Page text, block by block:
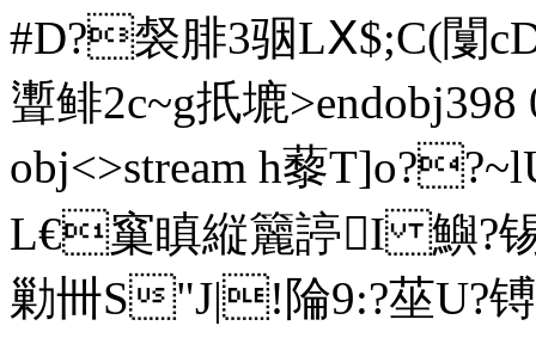
#D?裻腓3骃LⅩ$;C(闅cD
聻鲱2c~g扺塶 >endobj398
obj<>stream h藜
L€窼瞋縦籭諪I 鱮?
勦卌S"J|!陯9:?莝U?镈.